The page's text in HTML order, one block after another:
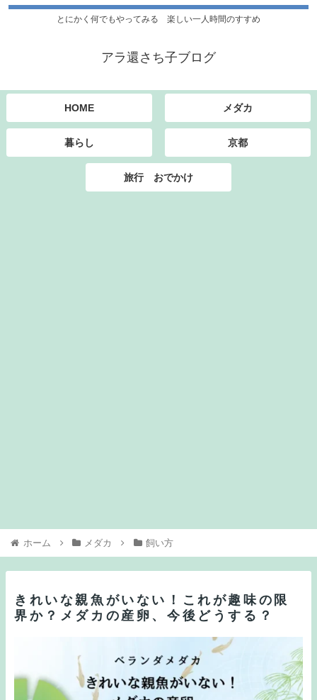
とにかく何でもやってみる 楽しい一人時間のすすめ
アラ還さち子ブログ
HOME メダカ
暮らし 京都
旅行 おでかけ
ホーム メダカ 飼い方
きれいな親魚がいない！これが趣味の限
界か？メダカの産卵、今後どうする？